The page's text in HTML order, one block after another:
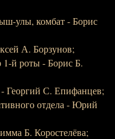
улы, комбат - Борис
А. Борзунов;
1-й роты - Борис Б.
Георгий С. Епифанцев;
отдела - Юрий
Б. Коростелёва;